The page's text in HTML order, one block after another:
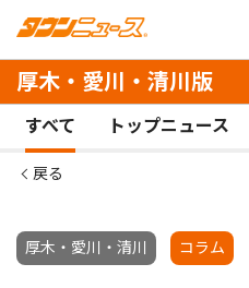
厚木・愛川・清川版
すべて トップニュース
戻る
厚木・愛川・清川 コラム